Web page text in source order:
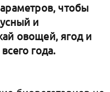
чтобы
и
овощей, ягод и
года.